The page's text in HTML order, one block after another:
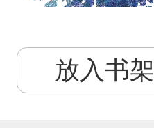
放入书架